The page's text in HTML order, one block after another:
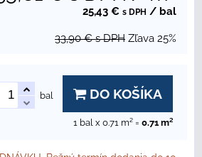
25,43 € s DPH / bal
33,90 € s DPH Zľava 25%
bal DO KOŠÍKA
1 bal x 0.71 m² = 0.71m²